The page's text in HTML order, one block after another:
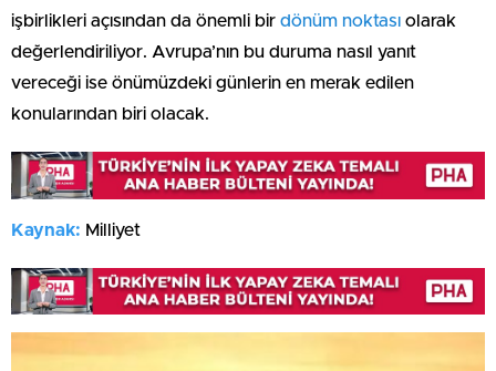
işbirlikleri açısından da önemli bir dönüm noktası olarak
değerlendiriliyor. Avrupa’nın bu duruma nasıl yanıt
vereceği ise önümüzdeki günlerin en merak edilen
konularından biri olacak.
Kaynak: Milliyet